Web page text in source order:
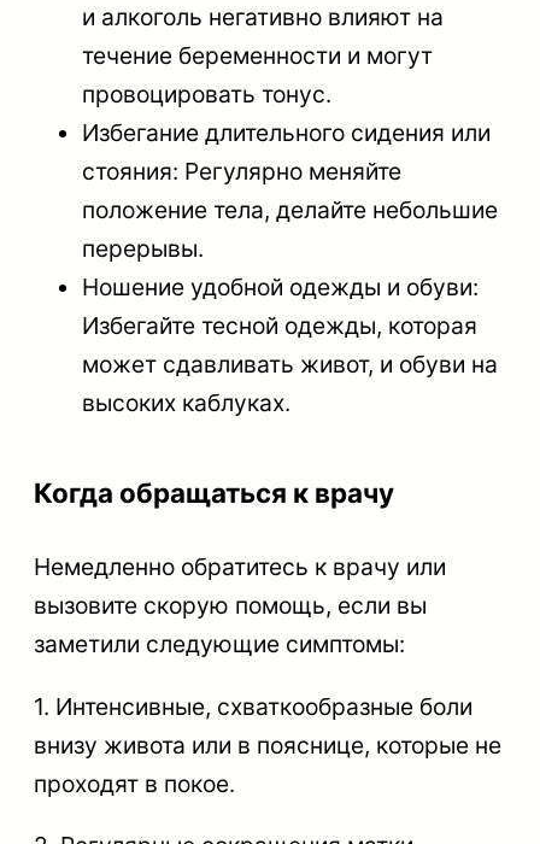
и алкоголь негативно влияют на
течение беременности и могут
провоцировать тонус.
Избегание длительного сидения или
стояния: Регулярно меняйте
положение тела, делайте небольшие
перерывы.
Ношение удобной одежды и обуви:
Избегайте тесной одежды, которая
может сдавливать живот, и обуви на
высоких каблуках.
Когда обращаться к врачу
Немедленно обратитесь к врачу или
вызовите скорую помощь, если вы
заметили следующие симптомы:
1. Интенсивные, схваткообразные боли
внизу живота или в пояснице, которые не
проходят в покое.